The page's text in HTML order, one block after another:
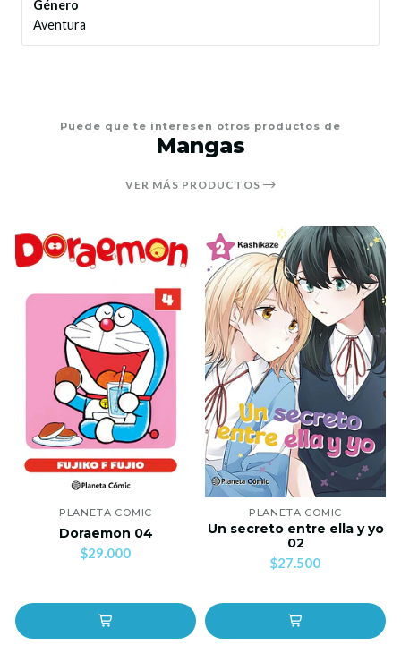
Género
Aventura
Puede que te interesen otros productos de
Mangas
VER MÁS PRODUCTOS
PLANETA COMIC
Doraemon 04
$29.000
PLANETA COMIC
Un secreto entre ella y yo
02
$27.500